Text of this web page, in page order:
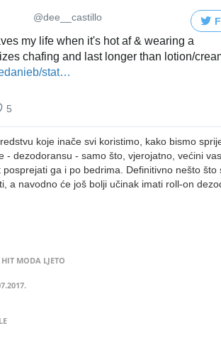
@dee__castillo
my life when it's hot af & wearing a
chafing and last longer than lotion/
status/876846160337620998
…
5
likes
koje inače svi koristimo, kako bismo
- dezodoransu - samo što, vjerojatno, većini
posprejati ga i po bedrima. Definitivno nešto što
a navodno će još bolji učinak imati roll-on
HIT MODA LJETO